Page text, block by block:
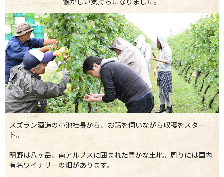
スズラン酒造の小池社長から、お話を伺いながら収穫をスター
ト。
明野は八ヶ岳、南アルプスに囲まれた豊かな土地。周りには国内
有名ワイナリーの畑があります。